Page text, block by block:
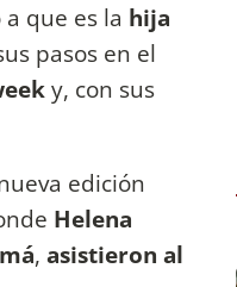
que es la hija
pasos en el
y, con sus
edición
Helena
, asistieron al